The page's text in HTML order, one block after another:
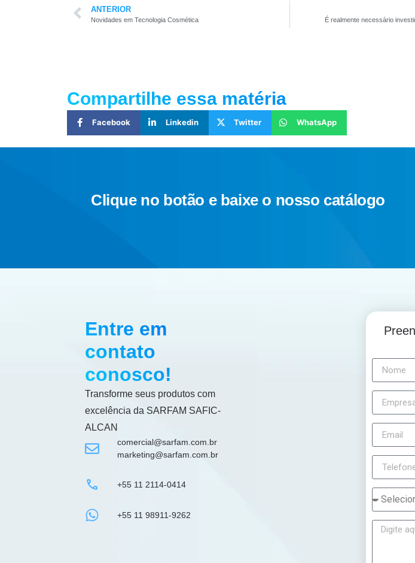
ANTERIOR
Novidades em Tecnologia Cosmética É realmente necessário
Compartilhe essa matéria
Facebook Linkedin Twitter WhatsApp
Clique no botão e baixe o nosso catálogo
Entre em
contato
conosco!
Transforme seus produtos com
excelência da SARFAM SAFIC-
ALCAN
comercial@sarfam.com.br
marketing@sarfam.com.br
+55 11 2114-0414
+55 11 98911-9262